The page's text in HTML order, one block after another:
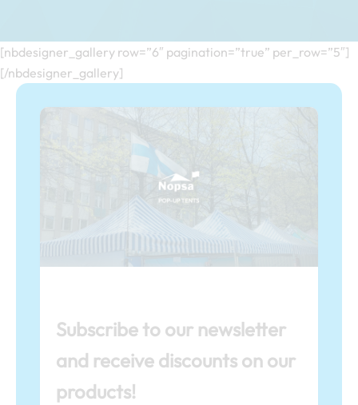
[nbdesigner_gallery row=”6″ pagination=”true” per_row=”5″]
[/nbdesigner_gallery]
Subscribe to our newsletter
and receive discounts on our
products!